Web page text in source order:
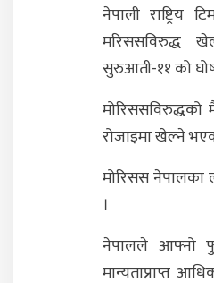
नेपाली राष्ट्रिय
मरिससविरुद्ध
सुरुआती-११ को
मोरिससविरुद्धको
रोजाइमा खेल्ने
मोरिसस नेपालका
।
नेपालले आफ्नो
मान्यताप्राप्त